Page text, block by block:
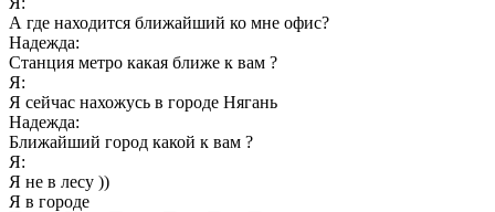
А где находится ближайший ко мне офис?
Надежда:
Станция метро какая ближе к вам ?
Я:
Я сейчас нахожусь в городе Нягань
Надежда:
Ближайший город какой к вам ?
Я:
Я не в лесу ))
Я в городе